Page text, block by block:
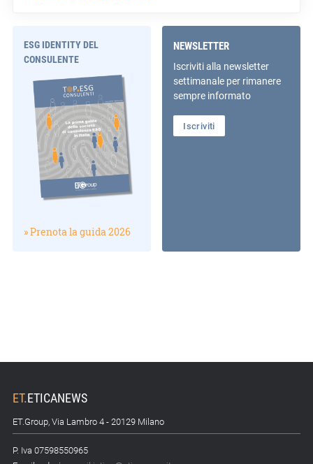
ESG IDENTITY DEL
CONSULENTE
» Prenota la guida 2026
NEWSLETTER
Iscriviti alla newsletter
settimanale per rimanere
sempre informato
Iscriviti
ET.ETICANEWS
ET.Group, Via Lambro 4 - 20129 Milano
P. Iva 07598550965